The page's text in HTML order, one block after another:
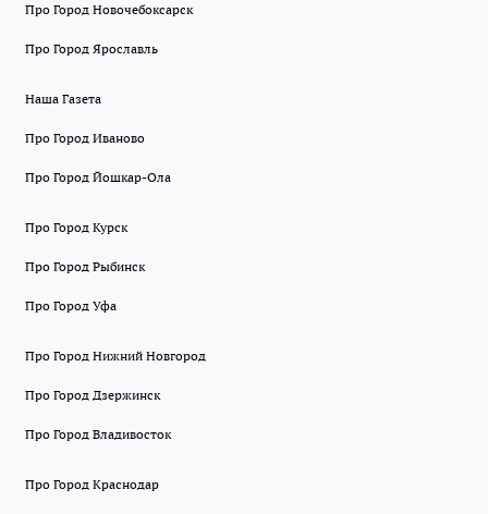
Про Город Новочебоксарск
Про Город Ярославль
Наша Газета
Про Город Иваново
Про Город Йошкар-Ола
Про Город Курск
Про Город Рыбинск
Про Город Уфа
Про Город Нижний Новгород
Про Город Дзержинск
Про Город Владивосток
Про Город Краснодар